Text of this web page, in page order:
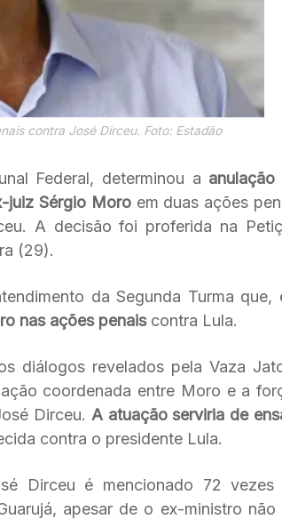
contra José Dirceu. Foto: Estadão
Federal, determinou a anulação
juiz Sérgio Moroem duas ações
A decisão foi proferida na
(29).
da Segunda Turma que,
nas ações penaiscontra Lula.
diálogos revelados pela Vaza
coordenada entre Moro e a
Dirceu. A atuação serviria de
contra o presidente Lula.
Dirceu é mencionado 72 vezes
apesar de o ex-ministro não